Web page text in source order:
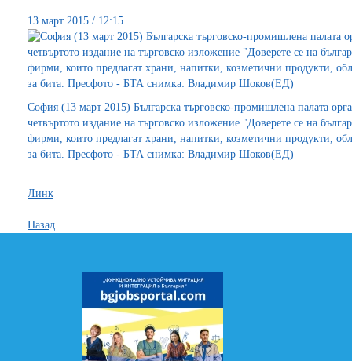
13 март 2015 / 12:15
София (13 март 2015) Българска търговско-промишлена палата
четвъртото издание на търговско изложение "Доверете се на
фирми, които предлагат храни, напитки, козметични продукти,
за бита. Пресфото - БТА снимка: Владимир Шоков(ЕД)
Линк
Назад